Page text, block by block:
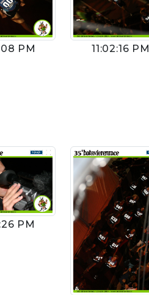
PM 11:02:16 PM
PM